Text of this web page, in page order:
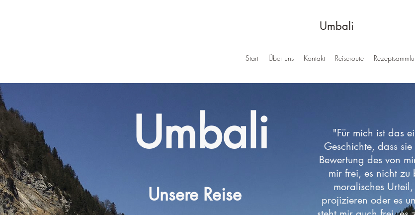
Umbali
Start Über uns Kontakt Reiseroute
Umbali
Unsere Reise
"Für mich ist das
Geschichte, dass
Bewertung des von
mir frei, es nicht zu
moralisches
projizieren oder es